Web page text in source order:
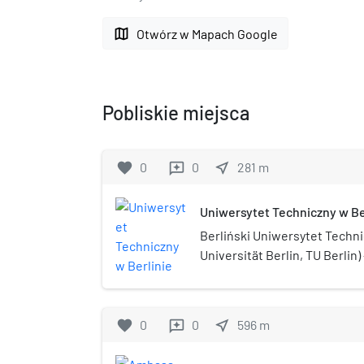
map Otwórz w Mapach Google
Pobliskie miejsca
favorite 0 reviews 0 near_me 281 m
Uniwersytet Techniczny w
Berliński Uniwersytet
Universität Berlin, TU Berlin)
Berlinie.
favorite 0 reviews 0 near_me 596 m